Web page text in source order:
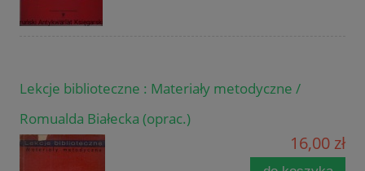
Lekcje biblioteczne : Materiały metodyczne /
Romualda Białecka (oprac.)
16,00 zł